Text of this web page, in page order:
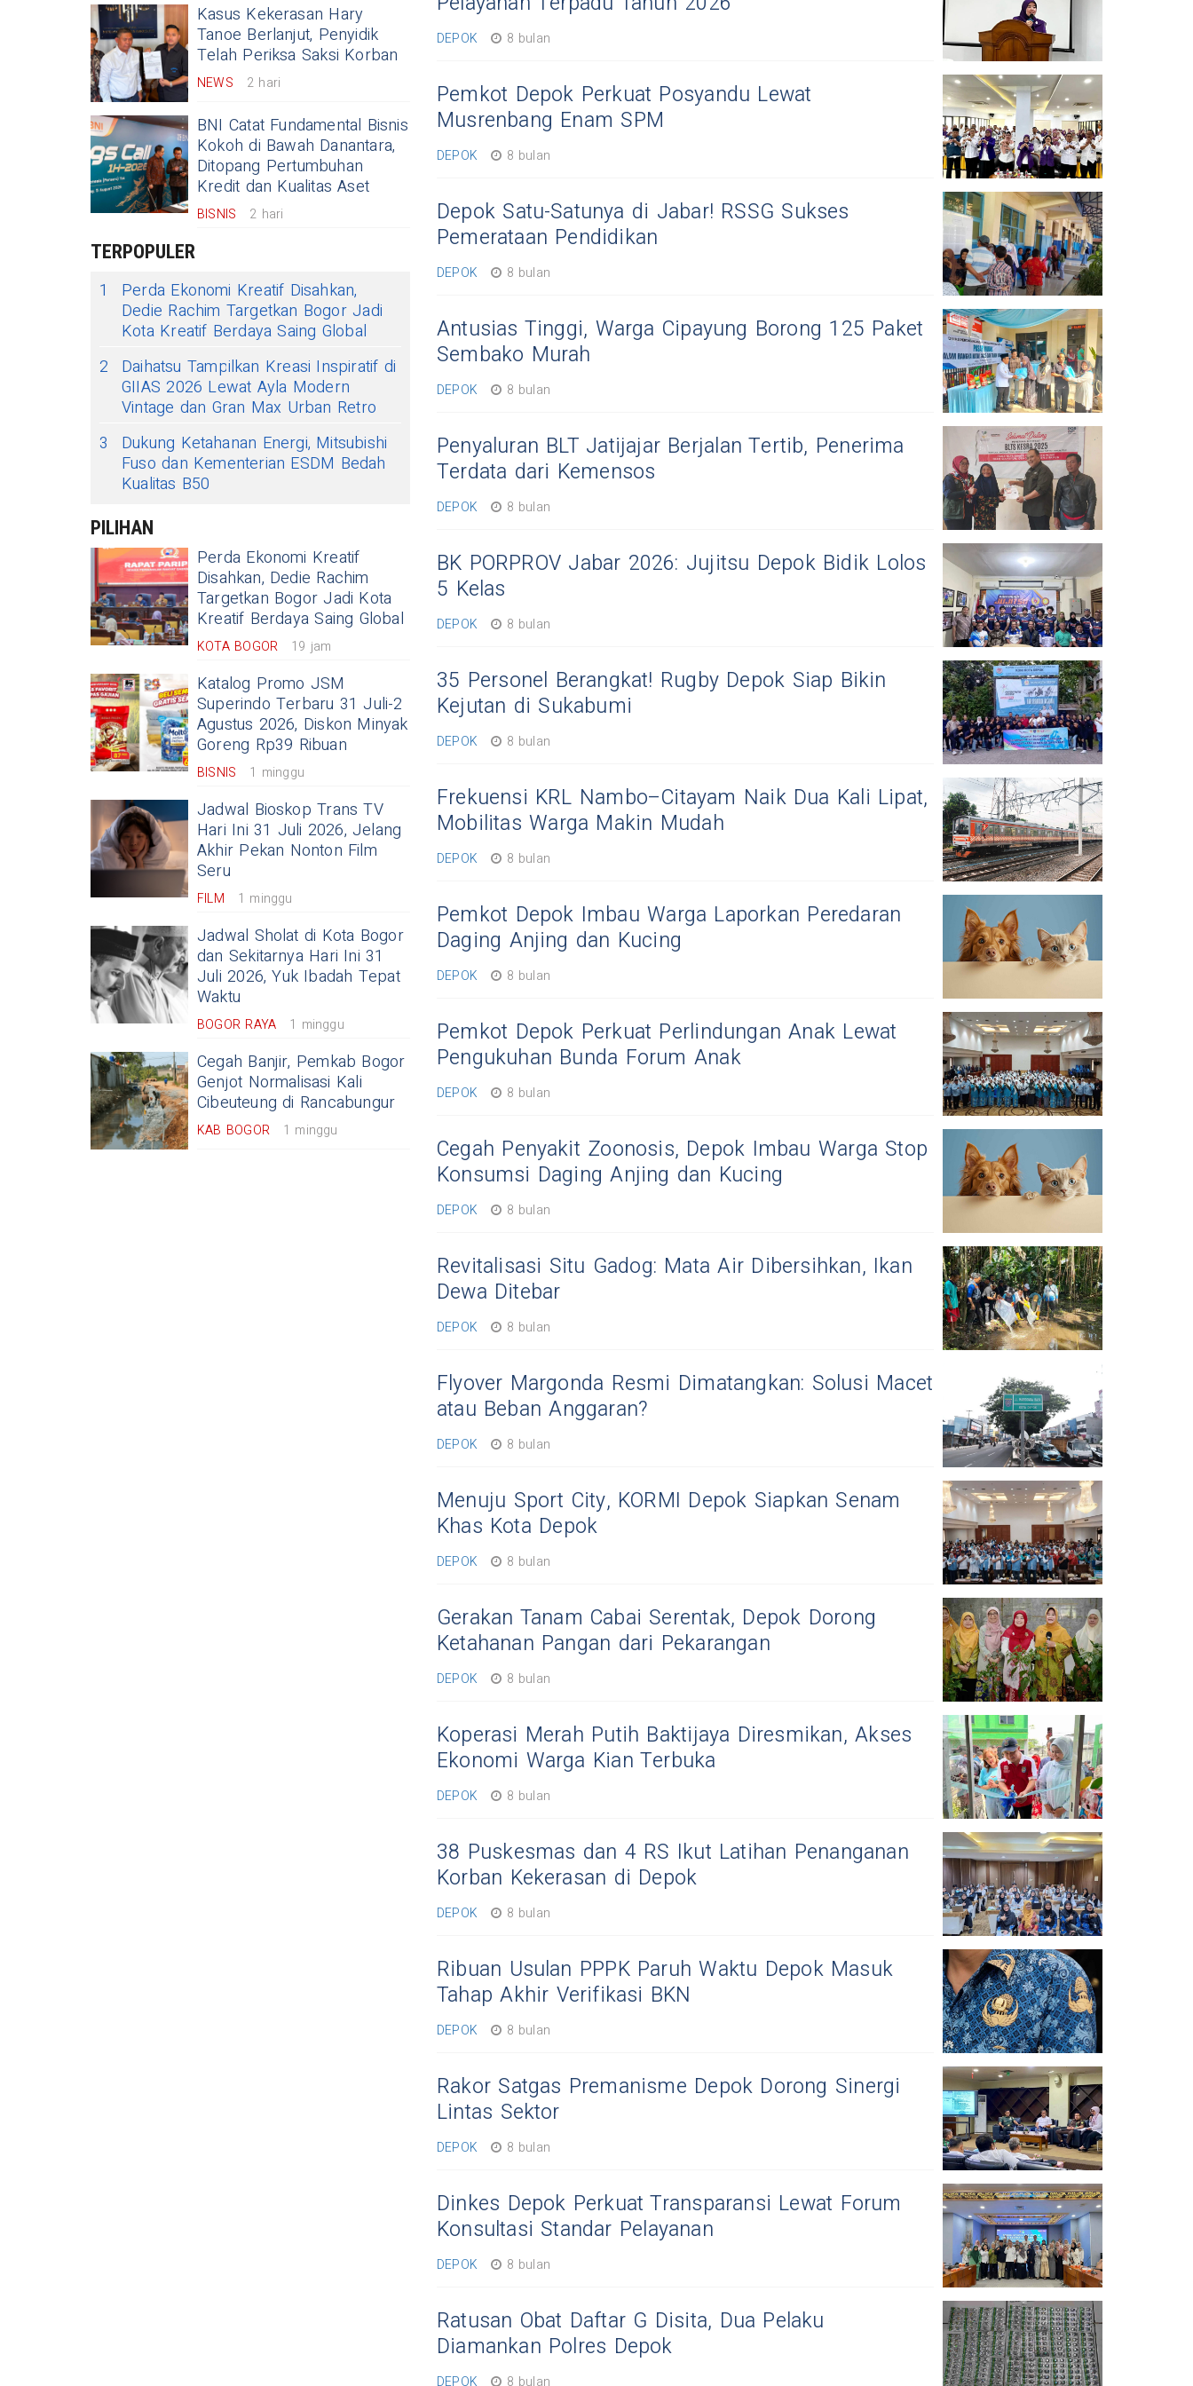
Kasus Kekerasan Hary
Tanoe Berlanjut, Penyidik
Telah Periksa Saksi Korban
NEWS 2 hari
BNI Catat Fundamental Bisnis
Kokoh di Bawah Danantara,
Ditopang Pertumbuhan
Kredit dan Kualitas Aset
BISNIS 2 hari
TERPOPULER
1
Perda Ekonomi Kreatif Disahkan,
Dedie Rachim Targetkan Bogor Jadi
Kota Kreatif Berdaya Saing Global
2
Daihatsu Tampilkan Kreasi Inspiratif di
GIIAS 2026 Lewat Ayla Modern
Vintage dan Gran Max Urban Retro
3
Dukung Ketahanan Energi, Mitsubishi
Fuso dan Kementerian ESDM Bedah
Kualitas B50
PILIHAN
Perda Ekonomi Kreatif
Disahkan, Dedie Rachim
Targetkan Bogor Jadi Kota
Kreatif Berdaya Saing Global
KOTA BOGOR 19 jam
Katalog Promo JSM
Superindo Terbaru 31 Juli-2
Agustus 2026, Diskon Minyak
Goreng Rp39 Ribuan
BISNIS 1 minggu
Jadwal Bioskop Trans TV
Hari Ini 31 Juli 2026, Jelang
Akhir Pekan Nonton Film
Seru
FILM 1 minggu
Jadwal Sholat di Kota Bogor
dan Sekitarnya Hari Ini 31
Juli 2026, Yuk Ibadah Tepat
Waktu
BOGOR RAYA 1 minggu
Cegah Banjir, Pemkab Bogor
Genjot Normalisasi Kali
Cibeuteung di Rancabungur
KAB BOGOR 1 minggu
DEPOK 8 bulan
Pemkot Depok Perkuat Posyandu Lewat
Musrenbang Enam SPM
DEPOK 8 bulan
Depok Satu-Satunya di Jabar! RSSG Sukses
Pemerataan Pendidikan
DEPOK 8 bulan
Antusias Tinggi, Warga Cipayung Borong 125 Paket
Sembako Murah
DEPOK 8 bulan
Penyaluran BLT Jatijajar Berjalan Tertib, Penerima
Terdata dari Kemensos
DEPOK 8 bulan
BK PORPROV Jabar 2026: Jujitsu Depok Bidik Lolos
5 Kelas
DEPOK 8 bulan
35 Personel Berangkat! Rugby Depok Siap Bikin
Kejutan di Sukabumi
DEPOK 8 bulan
Frekuensi KRL Nambo–Citayam Naik Dua Kali Lipat,
Mobilitas Warga Makin Mudah
DEPOK 8 bulan
Pemkot Depok Imbau Warga Laporkan Peredaran
Daging Anjing dan Kucing
DEPOK 8 bulan
Pemkot Depok Perkuat Perlindungan Anak Lewat
Pengukuhan Bunda Forum Anak
DEPOK 8 bulan
Cegah Penyakit Zoonosis, Depok Imbau Warga Stop
Konsumsi Daging Anjing dan Kucing
DEPOK 8 bulan
Revitalisasi Situ Gadog: Mata Air Dibersihkan, Ikan
Dewa Ditebar
DEPOK 8 bulan
Flyover Margonda Resmi Dimatangkan: Solusi Macet
atau Beban Anggaran?
DEPOK 8 bulan
Menuju Sport City, KORMI Depok Siapkan Senam
Khas Kota Depok
DEPOK 8 bulan
Gerakan Tanam Cabai Serentak, Depok Dorong
Ketahanan Pangan dari Pekarangan
DEPOK 8 bulan
Koperasi Merah Putih Baktijaya Diresmikan, Akses
Ekonomi Warga Kian Terbuka
DEPOK 8 bulan
38 Puskesmas dan 4 RS Ikut Latihan Penanganan
Korban Kekerasan di Depok
DEPOK 8 bulan
Ribuan Usulan PPPK Paruh Waktu Depok Masuk
Tahap Akhir Verifikasi BKN
DEPOK 8 bulan
Rakor Satgas Premanisme Depok Dorong Sinergi
Lintas Sektor
DEPOK 8 bulan
Dinkes Depok Perkuat Transparansi Lewat Forum
Konsultasi Standar Pelayanan
DEPOK 8 bulan
Ratusan Obat Daftar G Disita, Dua Pelaku
Diamankan Polres Depok
DEPOK 8 bulan